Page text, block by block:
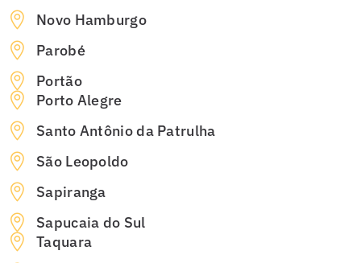
Novo Hamburgo
Parobé
Portão
Porto Alegre
Santo Antônio da Patrulha
São Leopoldo
Sapiranga
Sapucaia do Sul
Taquara